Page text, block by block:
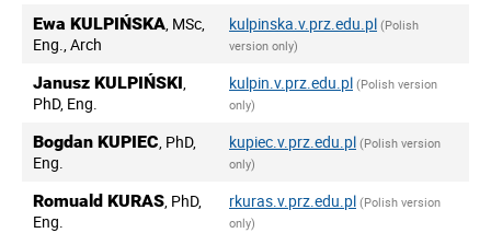
Ewa KULPIŃSKA, MSc,
Eng., Arch
kulpinska.v.prz.edu.pl (Polish
version only)
Janusz KULPIŃSKI,
PhD, Eng.
kulpin.v.prz.edu.pl (Polish version
only)
Bogdan KUPIEC, PhD,
Eng.
kupiec.v.prz.edu.pl (Polish version
only)
Romuald KURAS, PhD,
Eng.
rkuras.v.prz.edu.pl (Polish version
only)